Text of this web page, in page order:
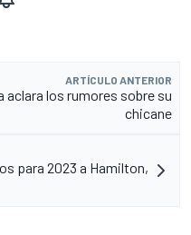
ARTÍCULO ANTERIOR
aclara los rumores sobre su
chicane
para 2023 a Hamilton,